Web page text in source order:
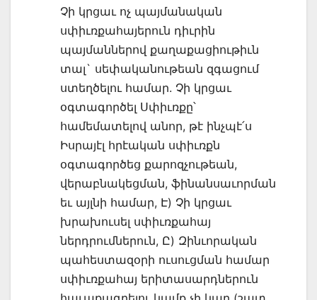
Չի կրցաւ ոչ պայմանական
սփիւռքահայերուն դիւրին
պայմաններով քաղաքացիութիւն
տալ` սեփականութեան զգացում
ստեղծելու համար. Չի կրցաւ
օգտագործել Սփիւռքը՝
համեմատելով անոր, թէ ինչպէ՛ս
Իսրայէլ հրէական սփիւռքն
օգտագործեց քարոզչութեան,
վերաբնակեցման, ֆինանսաւորման
եւ այլնի համար, Է) Չի կրցաւ
խրախուսել սփիւռքահայ
ներդրումներուն, Ը) Զինւորական
պահեստազօրի ուսուցման համար
սփիւռքահայ երիտասարդներուն